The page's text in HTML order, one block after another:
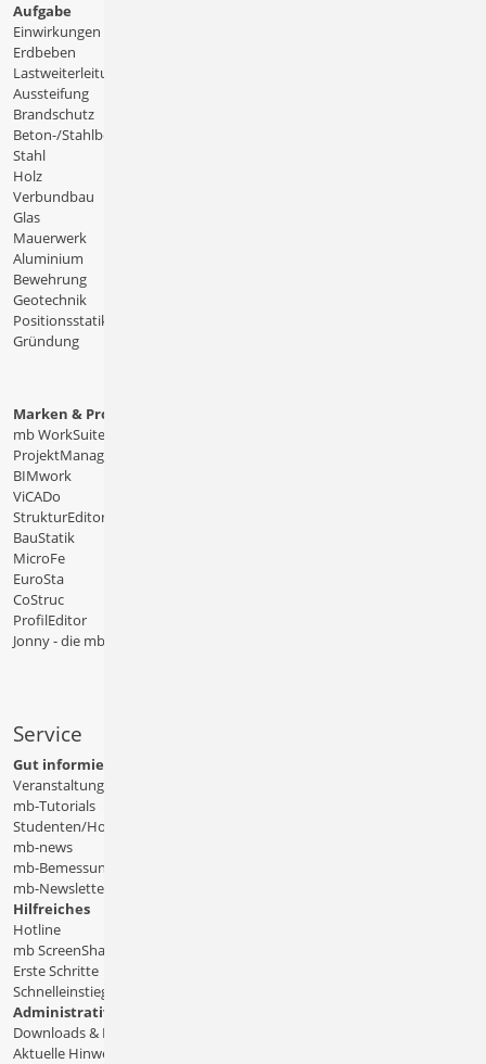
Aufgabe
Einwirkungen
Erdbeben
Lastweiterleitung
Aussteifung
Brandschutz
Beton-/Stahlbeton
Stahl
Holz
Verbundbau
Glas
Mauerwerk
Aluminium
Bewehrung
Geotechnik
Positionsstatik
Gründung
Marken & Produkte
mb WorkSuite
ProjektManager
BIMwork
ViCADo
StrukturEditor
BauStatik
MicroFe
EuroSta
CoStruc
ProfilEditor
Jonny - die mb-App
Service
Gut informiert
Veranstaltungen
mb-Tutorials
Studenten/Hochschule
mb-news
mb-Bemessungstafeln
mb-Newsletter
Hilfreiches
Hotline
mb ScreenShare
Erste Schritte
Schnelleinstiege & Doku
Administratives
Downloads & Patches
Aktuelle Hinweise